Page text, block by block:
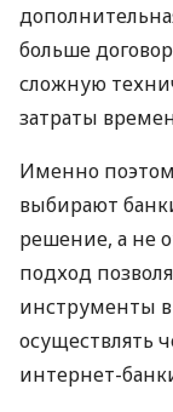
больше
сложную
затраты
Именно
выбирают
решение, а не
подход
инструменты
осуществлять
интернет-